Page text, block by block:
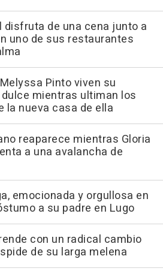
disfruta de una cena junto a
uno de sus restaurantes
Pinto viven su
mientras ultiman los
la nueva casa de ella
reaparece mientras Gloria
a una avalancha de
emocionada y orgullosa en
a su padre en Lugo
con un radical cambio
de su larga melena